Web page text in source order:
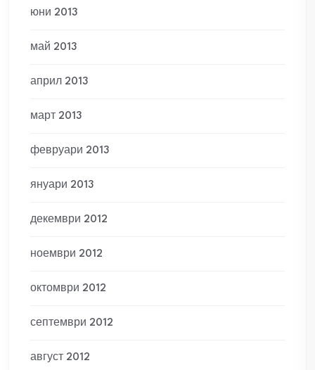
юни 2013
май 2013
април 2013
март 2013
февруари 2013
януари 2013
декември 2012
ноември 2012
октомври 2012
септември 2012
август 2012